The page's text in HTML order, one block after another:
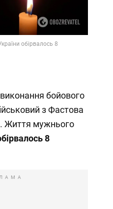
обірвалось 8
бойового
з Фастова
. Життя мужнього
8